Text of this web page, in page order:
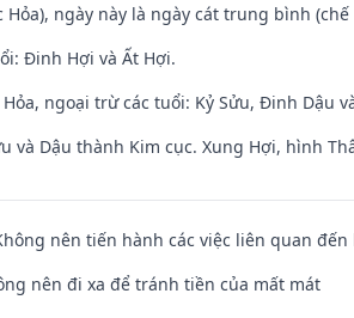
Hỏa), ngày này là ngày cát trung bình (chế
Đinh Hợi và Ất Hợi.
ngoại trừ các tuổi: Kỷ Sửu, Đinh Dậu
và Dậu thành Kim cục. Xung Hợi, hình
nên tiến hành các việc liên quan
nên đi xa để tránh tiền của mất mát